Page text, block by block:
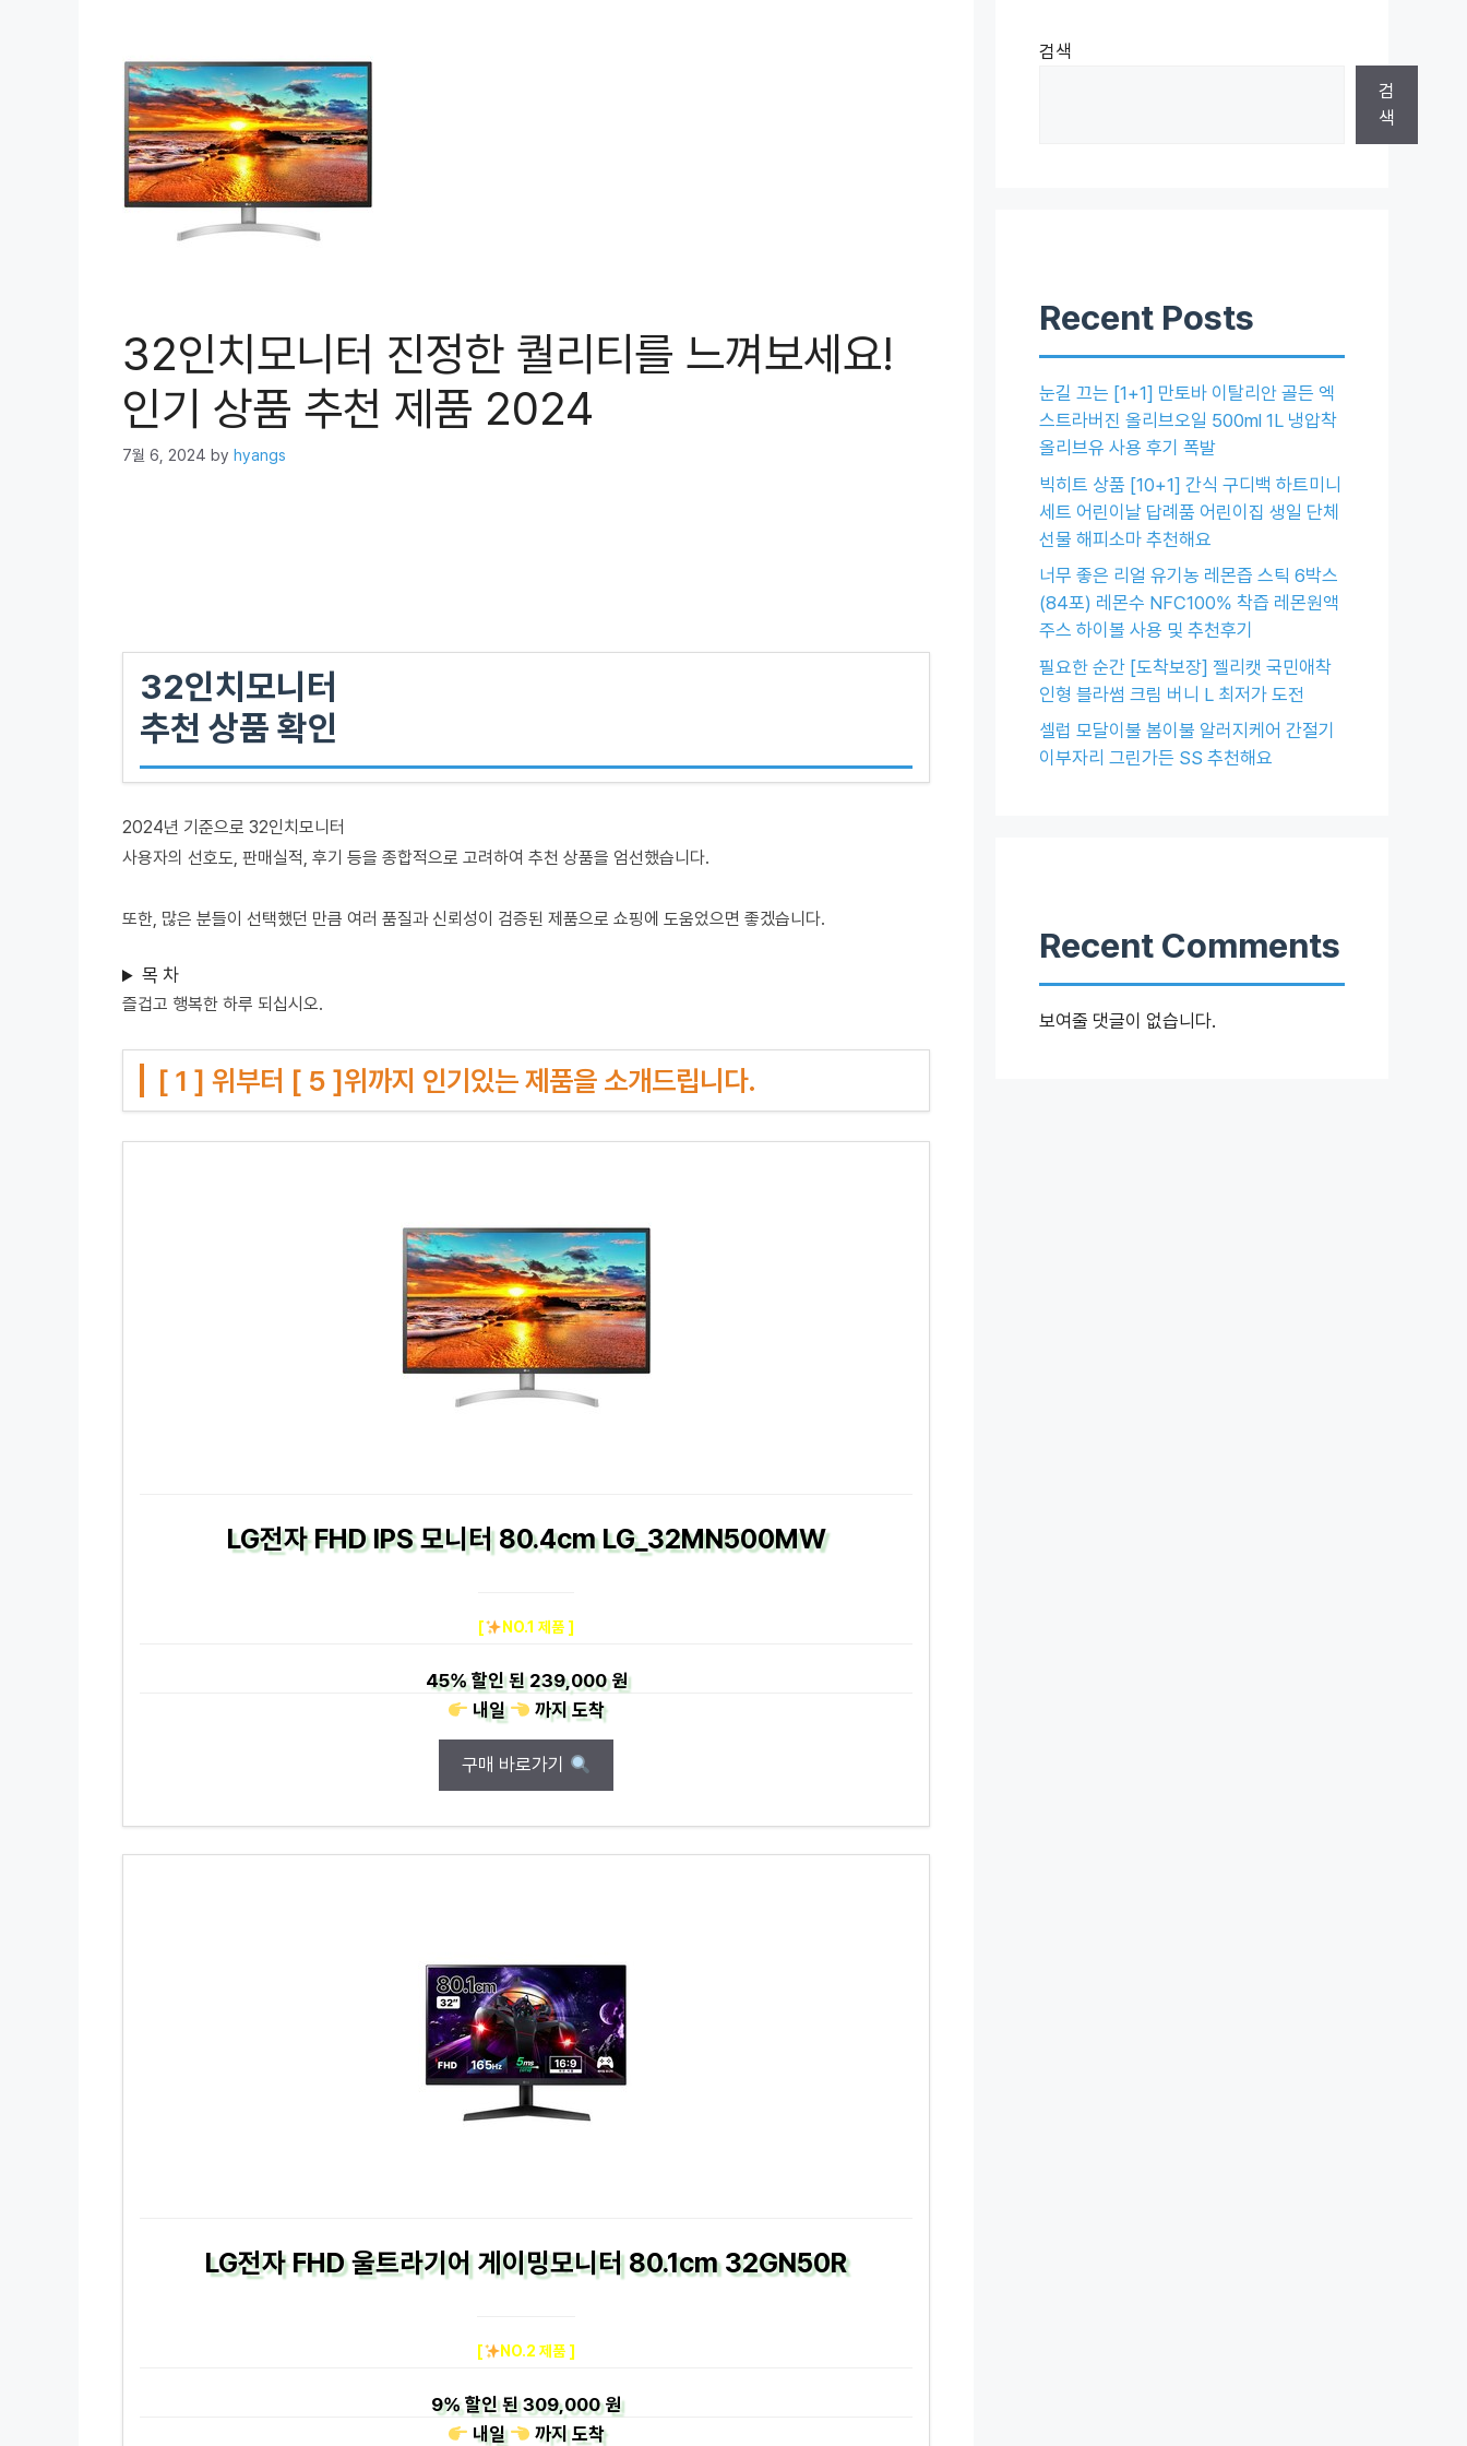
32인치모니터 진정한 퀄리티를 느껴보세요!
인기 상품 추천 제품 2024
7월 6, 2024 by hyangs
32인치모니터
추천 상품 확인
2024년 기준으로 32인치모니터
사용자의 선호도, 판매실적, 후기 등을 종합적으로 고려하여 추천 상품을 엄선했습니다.
또한, 많은 분들이 선택했던 만큼 여러 품질과 신뢰성이 검증된 제품으로 쇼핑에 도움었으면 좋겠습니다.
목 차
즐겁고 행복한 하루 되십시오.
[ 1 ] 위부터 [ 5 ]위까지 인기있는 제품을 소개드립니다.
LG전자 FHD IPS 모니터 80.4cm LG_32MN500MW
[ NO.1 제품 ]
45%할인 된239,000 원
내일
까지도착
구매 바로가기
LG전자 FHD 울트라기어 게이밍모니터 80.1cm 32GN50R
[ NO.2 제품 ]
9%할인 된309,000 원
내일
까지도착
검색
검
색
Recent Posts
눈길 끄는 [1+1] 만토바 이탈리안 골든 엑
스트라버진 올리브오일 500ml 1L 냉압착
올리브유 사용 후기 폭발
빅히트 상품 [10+1] 간식 구디백 하트미니
세트 어린이날 답례품 어린이집 생일 단체
선물 해피소마 추천해요
너무 좋은 리얼 유기농 레몬즙 스틱 6박스
(84포) 레몬수 NFC100% 착즙 레몬원액
주스 하이볼 사용 및 추천후기
필요한 순간 [도착보장] 젤리캣 국민애착
인형 블라썸 크림 버니 L 최저가 도전
셀럽 모달이불 봄이불 알러지케어 간절기
이부자리 그린가든 SS 추천해요
Recent Comments
보여줄 댓글이 없습니다.